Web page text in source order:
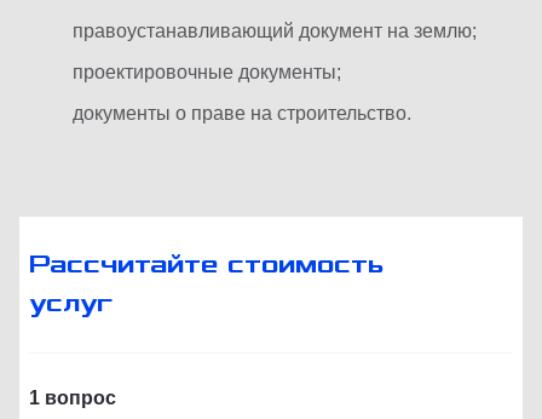
правоустанавливающий документ на землю;
проектировочные документы;
документы о праве на строительство.
Рассчитайте стоимость
услуг
1 вопрос